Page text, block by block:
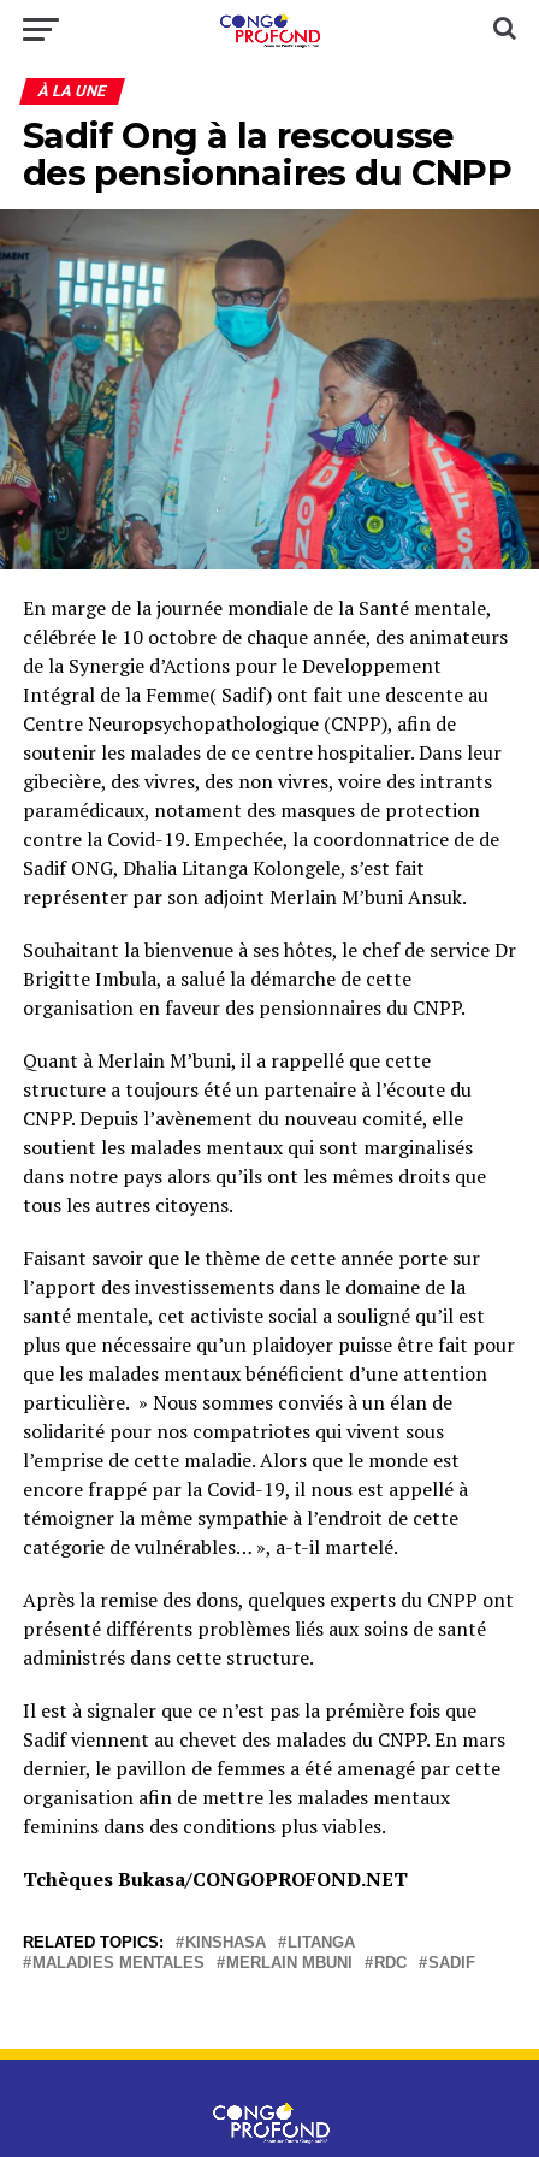
À LA UNE
Sadif Ong à la rescousse
des pensionnaires du CNPP
En marge de la journée mondiale de la Santé mentale,
célébrée le 10 octobre de chaque année, des animateurs
de la Synergie d’Actions pour le Developpement
Intégral de la Femme( Sadif) ont fait une descente au
Centre Neuropsychopathologique (CNPP), afin de
soutenir les malades de ce centre hospitalier. Dans leur
gibecière, des vivres, des non vivres, voire des intrants
paramédicaux, notament des masques de protection
contre la Covid-19. Empechée, la coordonnatrice de de
Sadif ONG, Dhalia Litanga Kolongele, s’est fait
représenter par son adjoint Merlain M’buni Ansuk.
Souhaitant la bienvenue à ses hôtes, le chef de service Dr
Brigitte Imbula, a salué la démarche de cette
organisation en faveur des pensionnaires du CNPP.
Quant à Merlain M’buni, il a rappellé que cette
structure a toujours été un partenaire à l’écoute du
CNPP. Depuis l’avènement du nouveau comité, elle
soutient les malades mentaux qui sont marginalisés
dans notre pays alors qu’ils ont les mêmes droits que
tous les autres citoyens.
Faisant savoir que le thème de cette année porte sur
l’apport des investissements dans le domaine de la
santé mentale, cet activiste social a souligné qu’il est
plus que nécessaire qu’un plaidoyer puisse être fait pour
que les malades mentaux bénéficient d’une attention
particulière. » Nous sommes conviés à un élan de
solidarité pour nos compatriotes qui vivent sous
l’emprise de cette maladie. Alors que le monde est
encore frappé par la Covid-19, il nous est appellé à
témoigner la même sympathie à l’endroit de cette
catégorie de vulnérables… », a-t-il martelé.
Après la remise des dons, quelques experts du CNPP ont
présenté différents problèmes liés aux soins de santé
administrés dans cette structure.
Il est à signaler que ce n’est pas la prémière fois que
Sadif viennent au chevet des malades du CNPP. En mars
dernier, le pavillon de femmes a été amenagé par cette
organisation afin de mettre les malades mentaux
feminins dans des conditions plus viables.
Tchèques Bukasa/CONGOPROFOND.NET
RELATED TOPICS: KINSHASA
LITANGA
MALADIES MENTALES
MERLAIN MBUNI RDC SADIF